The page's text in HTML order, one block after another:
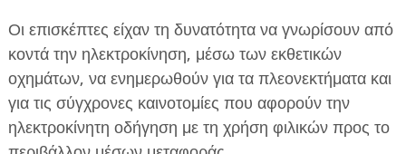
ΔΙΕΘΝΗ
Οι επισκέπτες είχαν τη δυνατότητα να γνωρίσουν από
κοντά την ηλεκτροκίνηση, μέσω των εκθετικών
οχημάτων, να ενημερωθούν για τα πλεονεκτήματα και
για τις σύγχρονες καινοτομίες που αφορούν την
ηλεκτροκίνητη οδήγηση με τη χρήση φιλικών προς το